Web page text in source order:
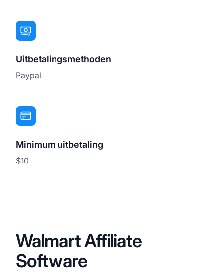
Uitbetalingsmethoden
Paypal
Minimum uitbetaling
$10
Walmart Affiliate
Software